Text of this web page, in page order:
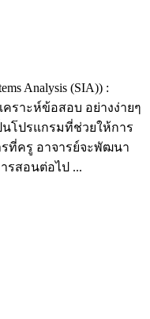
Analysis (SIA)) :
ราะห์ข้อสอบ อย่างง่ายๆ
ป็นโปรแกรมที่ช่วยให้การ
ที่ครู อาจารย์จะพัฒนา
รสอนต่อไป ...